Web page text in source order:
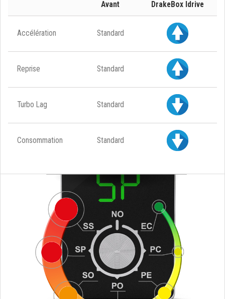
Avant DrakeBox Idrive
Accélération Standard
Reprise Standard
Turbo Lag Standard
Consommation Standard